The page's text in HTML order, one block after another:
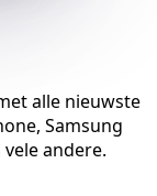
alle nieuwste
Samsung
vele andere.